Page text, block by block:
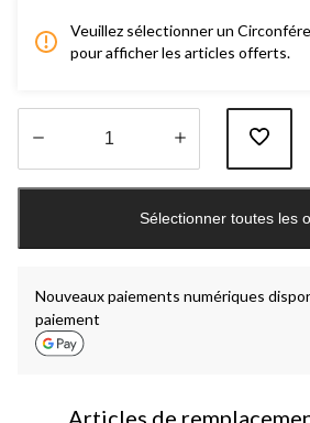
Veuillez sélectionner un
pour afficher les articles offerts.
Sélectionner toutes les
Nouveaux paiements numériques
paiement
Articles de